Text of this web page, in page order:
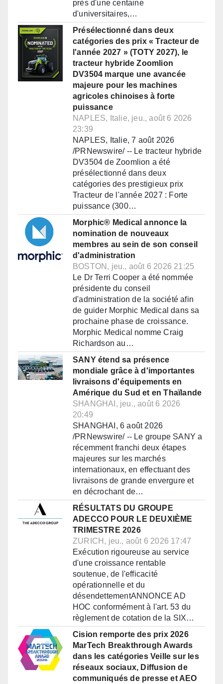
près d'une centaine
d'universitaires,…
Présélectionné dans deux
catégories des prix « Tracteur de
l'année 2027 » (TOTY 2027), le
tracteur hybride Zoomlion
DV3504 marque une avancée
majeure pour les machines
agricoles chinoises à forte
puissance
NAPLES, Italie, jeu., août 6 2026
23:39
NAPLES, Italie, 7 août 2026
/PRNewswire/ -- Le tracteur hybride
DV3504 de Zoomlion a été
présélectionné dans deux
catégories des prestigieux prix
Tracteur de l'année 2027 : Forte
puissance (300…
Morphic® Medical annonce la
nomination de nouveaux
membres au sein de son conseil
d'administration
BOSTON, jeu., août 6 2026 21:25
Le Dr Terri Cooper a été nommée
présidente du conseil
d'administration de la société afin
de guider Morphic Medical dans sa
prochaine phase de croissance.
Morphic Medical nomme Craig
Richardson au…
SANY étend sa présence
mondiale grâce à d'importantes
livraisons d'équipements en
Amérique du Sud et en Thaïlande
SHANGHAI, jeu., août 6 2026
20:49
SHANGHAI, 6 août 2026
/PRNewswire/ -- Le groupe SANY a
récemment franchi deux étapes
majeures sur les marchés
internationaux, en effectuant des
livraisons de grande envergure et
en décrochant de…
RÉSULTATS DU GROUPE
ADECCO POUR LE DEUXIÈME
TRIMESTRE 2026
ZURICH, jeu., août 6 2026 17:47
Exécution rigoureuse au service
d'une croissance rentable
soutenue, de l'efficacité
opérationnelle et du
désendettementANNONCE AD
HOC conformément à l'art. 53 du
règlement de cotation de la SIX…
Cision remporte des prix 2026
MarTech Breakthrough Awards
dans les catégories Veille sur les
réseaux sociaux, Diffusion de
communiqués de presse et AEO